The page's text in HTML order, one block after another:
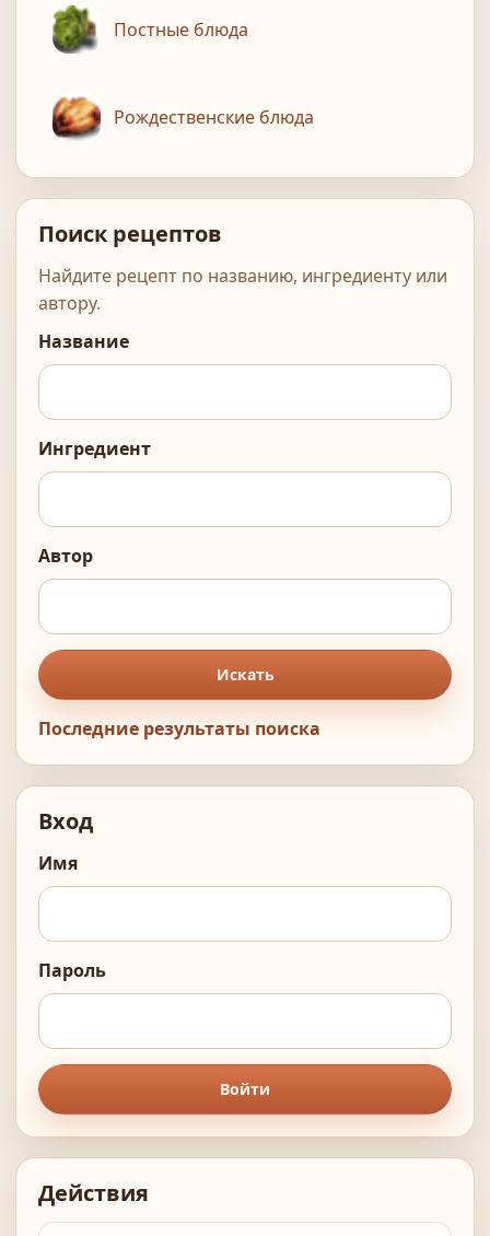
Постные блюда
Рождественские блюда
Поиск рецептов
Найдите рецепт по названию, ингредиенту или
автору.
Название
Ингредиент
Автор
Искать
Последние результаты поиска
Вход
Имя
Пароль
Войти
Действия